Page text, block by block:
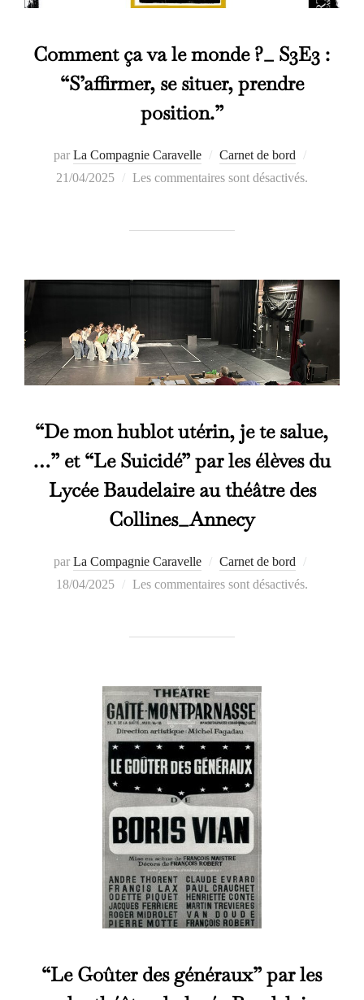
Comment ça va le monde ?_ S3E3 :
“S’affirmer, se situer, prendre
position.”
par La Compagnie Caravelle Carnet de bord
21/04/2025 Les commentaires sont désactivés.
“De mon hublot utérin, je te salue,
…” et “Le Suicidé” par les élèves du
Lycée Baudelaire au théâtre des
Collines_Annecy
par La Compagnie Caravelle Carnet de bord
18/04/2025 Les commentaires sont désactivés.
“Le Goûter des généraux” par les